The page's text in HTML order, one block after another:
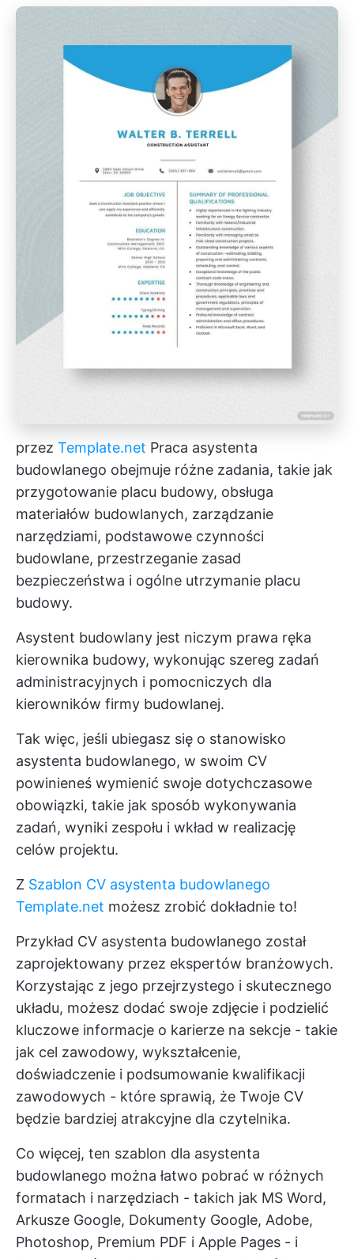
przez Template.net Praca asystenta
budowlanego obejmuje różne zadania, takie jak
przygotowanie placu budowy, obsługa
materiałów budowlanych, zarządzanie
narzędziami, podstawowe czynności
budowlane, przestrzeganie zasad
bezpieczeństwa i ogólne utrzymanie placu
budowy.
Asystent budowlany jest niczym prawa ręka
kierownika budowy, wykonując szereg zadań
administracyjnych i pomocniczych dla
kierowników firmy budowlanej.
Tak więc, jeśli ubiegasz się o stanowisko
asystenta budowlanego, w swoim CV
powinieneś wymienić swoje dotychczasowe
obowiązki, takie jak sposób wykonywania
zadań, wyniki zespołu i wkład w realizację
celów projektu.
Z Szablon CV asystenta budowlanego
Template.net możesz zrobić dokładnie to!
Przykład CV asystenta budowlanego został
zaprojektowany przez ekspertów branżowych.
Korzystając z jego przejrzystego i skutecznego
układu, możesz dodać swoje zdjęcie i podzielić
kluczowe informacje o karierze na sekcje - takie
jak cel zawodowy, wykształcenie,
doświadczenie i podsumowanie kwalifikacji
zawodowych - które sprawią, że Twoje CV
będzie bardziej atrakcyjne dla czytelnika.
Co więcej, ten szablon dla asystenta
budowlanego można łatwo pobrać w różnych
formatach i narzędziach - takich jak MS Word,
Arkusze Google, Dokumenty Google, Adobe,
Photoshop, Premium PDF i Apple Pages - i